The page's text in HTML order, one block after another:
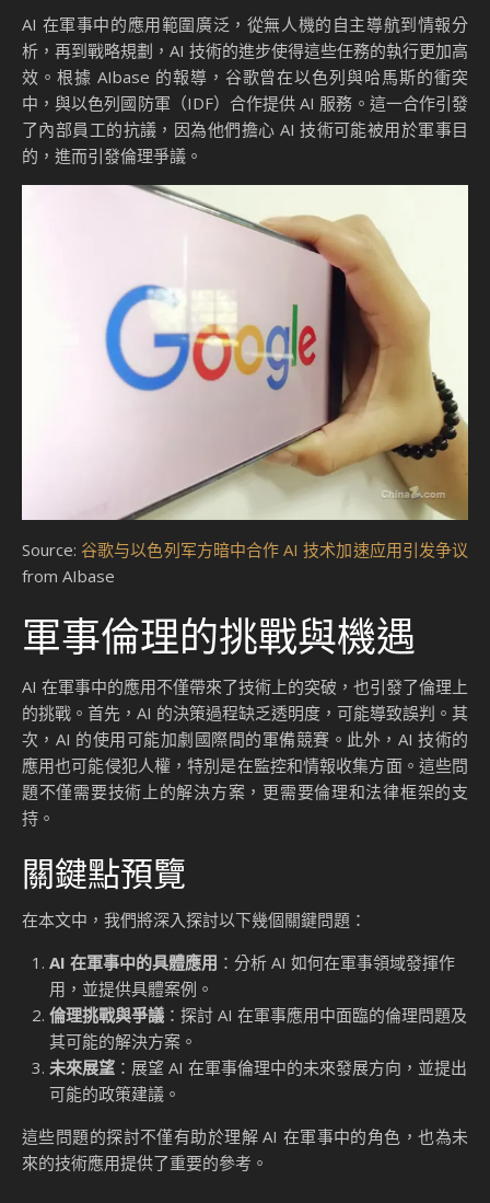
AI 在軍事中的應用範圍廣泛，從無人機的自主導航到情報分
析，再到戰略規劃，AI 技術的進步使得這些任務的執行更加高
效。根據 AIbase 的報導，谷歌曾在以色列與哈馬斯的衝突
中，與以色列國防軍（IDF）合作提供 AI 服務。這一合作引發
了內部員工的抗議，因為他們擔心 AI 技術可能被用於軍事目
的，進而引發倫理爭議。
Source: 谷歌与以色列军方暗中合作 AI 技术加速应用引发争议
from AIbase
軍事倫理的挑戰與機遇
AI 在軍事中的應用不僅帶來了技術上的突破，也引發了倫理上
的挑戰。首先，AI 的決策過程缺乏透明度，可能導致誤判。其
次，AI 的使用可能加劇國際間的軍備競賽。此外，AI 技術的
應用也可能侵犯人權，特別是在監控和情報收集方面。這些問
題不僅需要技術上的解決方案，更需要倫理和法律框架的支
持。
關鍵點預覽
在本文中，我們將深入探討以下幾個關鍵問題：
AI 在軍事中的具體應用 ：分析 AI 如何在軍事領域發揮作
用，並提供具體案例。
倫理挑戰與爭議 ：探討 AI 在軍事應用中面臨的倫理問題及
其可能的解決方案。
未來展望 ：展望 AI 在軍事倫理中的未來發展方向，並提出
可能的政策建議。
這些問題的探討不僅有助於理解 AI 在軍事中的角色，也為未
來的技術應用提供了重要的參考。